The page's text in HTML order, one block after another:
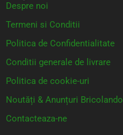
Despre noi
Termeni si Conditii
Politica de Confidentialitate
Conditii generale de livrare
Politica de cookie-uri
Noutăți & Anunțuri Bricolando
Contacteaza-ne